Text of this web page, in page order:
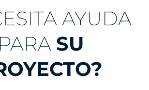
AYUDA
PARA SU